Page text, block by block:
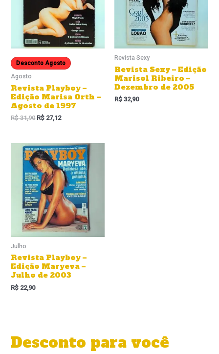
Desconto Agosto
Agosto
Revista Playboy –
Edição Marisa Orth –
Agosto de 1997
R$31,90 R$ 27,12
Revista Sexy
Revista Sexy – Edição
Marisol Ribeiro –
Dezembro de 2005
R$ 32,90
Julho
Revista Playboy –
Edição Maryeva –
Julho de 2003
R$ 22,90
Desconto para você